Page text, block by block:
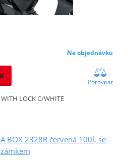
Na objednávku
Porovnat
LOCK C/WHITE
BOX 2328R červená 100l, se
zámkem